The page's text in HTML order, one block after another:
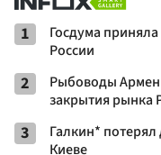
1
Госдума
России
2
Рыбоводы
закрытия рынка
3
Галкин* потерял
Киеве